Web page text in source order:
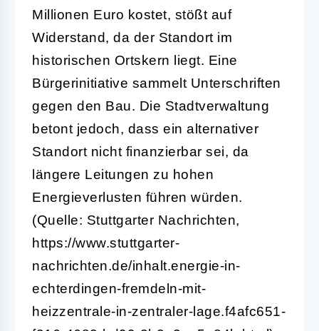
Millionen Euro kostet, stößt auf
Widerstand, da der Standort im
historischen Ortskern liegt. Eine
Bürgerinitiative sammelt Unterschriften
gegen den Bau. Die Stadtverwaltung
betont jedoch, dass ein alternativer
Standort nicht finanzierbar sei, da
längere Leitungen zu hohen
Energieverlusten führen würden.
(Quelle: Stuttgarter Nachrichten,
https://www.stuttgarter-
nachrichten.de/inhalt.energie-in-
echterdingen-fremdeln-mit-
heizzentrale-in-zentraler-lage.f4afc651-